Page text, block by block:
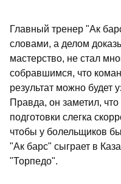
Главный тренер "Ак
словами, а делом
мастерство, не стал
собравшимся, что
результат можно будет
Правда, он заметил,
подготовки слегка
чтобы у болельщиков
"Ак барс" сыграет в
"Торпедо".